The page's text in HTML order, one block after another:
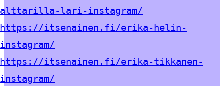
alttarilla-lari-instagram/
https://itsenainen.fi/erika-helin-
instagram/
https://itsenainen.fi/erika-tikkanen-
instagram/